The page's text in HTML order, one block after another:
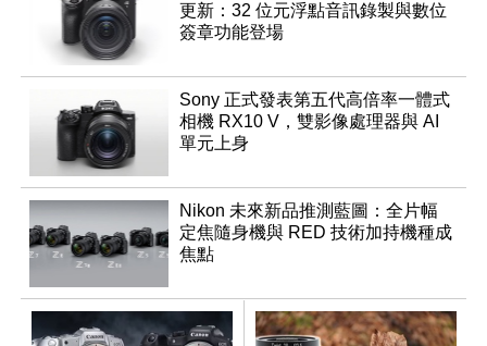
更新：32 位元浮點音訊錄製與數位
簽章功能登場
Sony 正式發表第五代高倍率一體式
相機 RX10 V，雙影像處理器與 AI
單元上身
Nikon 未來新品推測藍圖：全片幅
定焦隨身機與 RED 技術加持機種成
焦點